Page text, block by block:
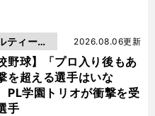
野球】「プロ入り後もあ
を超える選手はいな
PL学園トリオが衝撃を受
手
2026.08.06更新
ティーバ